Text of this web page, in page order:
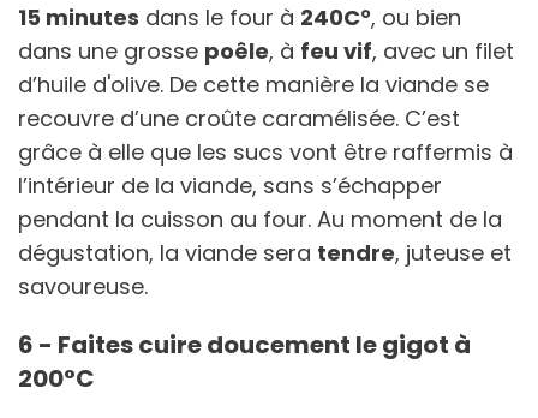
15 minutes dans le four à 240C°, ou bien
dans une grosse poêle, à feu vif, avec un filet
d’huile d'olive. De cette manière la viande se
recouvre d’une croûte caramélisée. C’est
grâce à elle que les sucs vont être raffermis à
l’intérieur de la viande, sans s’échapper
pendant la cuisson au four. Au moment de la
dégustation, la viande sera tendre, juteuse et
savoureuse.
6 - Faites cuire doucement le gigot à
200°C